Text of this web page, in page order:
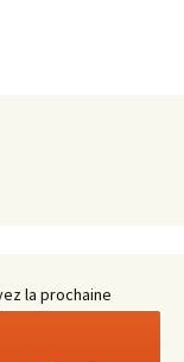
la prochaine